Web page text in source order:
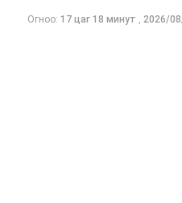
ӨМНӨХ МЭДЭЭ
Огноо: 17 цаг 18 минут , 2026/